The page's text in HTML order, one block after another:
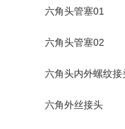
六角头管塞01
六角头管塞02
六角头内外螺纹接
六角外丝接头